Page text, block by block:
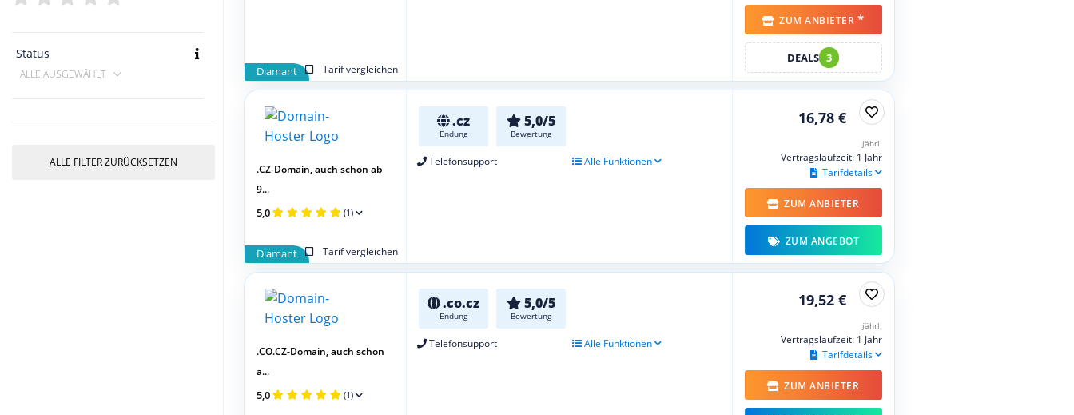
Status
ALLE AUSGEWÄHLT
ALLE FILTER ZURÜCKSETZEN
Diamant Tarif vergleichen
ZUM ANBIETER *
DEALS 3
.cz
Endung
5,0/5
Bewertung
Telefonsupport Alle Funktionen
Diamant Tarif vergleichen
.CZ-Domain, auch schon ab
9...
5,0 (1)
16,78 €
jährl.
Vertragslaufzeit: 1 Jahr
Tarifdetails
ZUM ANBIETER
ZUM ANGEBOT
.co.cz
Endung
5,0/5
Bewertung
Telefonsupport Alle Funktionen
.CO.CZ-Domain, auch schon
a...
5,0 (1)
19,52 €
jährl.
Vertragslaufzeit: 1 Jahr
Tarifdetails
ZUM ANBIETER